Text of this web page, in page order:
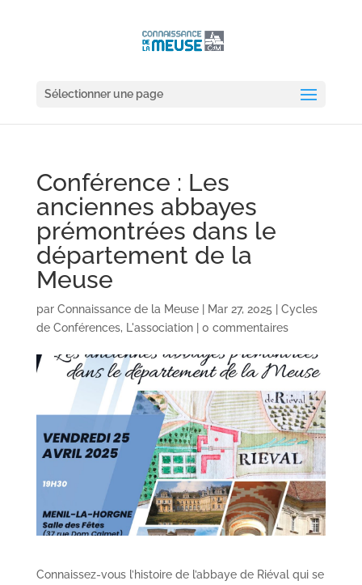
Sélectionner une page
Conférence : Les
anciennes abbayes
prémontrées dans le
département de la
Meuse
par Connaissance de la Meuse| Mar 27, 2025
Cycles
de Conférences, L'association| 0 commentaires
Connaissez-vous l’histoire de l’abbaye de Riéval qui se